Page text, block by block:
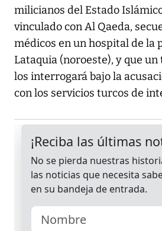
milicianos del Estado
vinculado con Al Qaeda,
médicos en un hospital de la
Lataquia (noroeste), y que
los interrogará bajo la
con los servicios turcos de